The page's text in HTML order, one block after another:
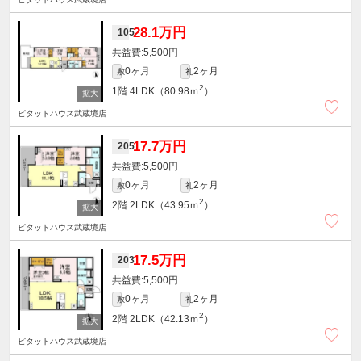
10528.1万円
5,500円
敷0ヶ月 礼2ヶ月
1階 4LDK（80.98ｍ2 ）
ピタットハウス武蔵境店
20517.7万円
5,500円
敷0ヶ月 礼2ヶ月
2階 2LDK（43.95ｍ2 ）
ピタットハウス武蔵境店
20317.5万円
5,500円
敷0ヶ月 礼2ヶ月
2階 2LDK（42.13ｍ2 ）
ピタットハウス武蔵境店